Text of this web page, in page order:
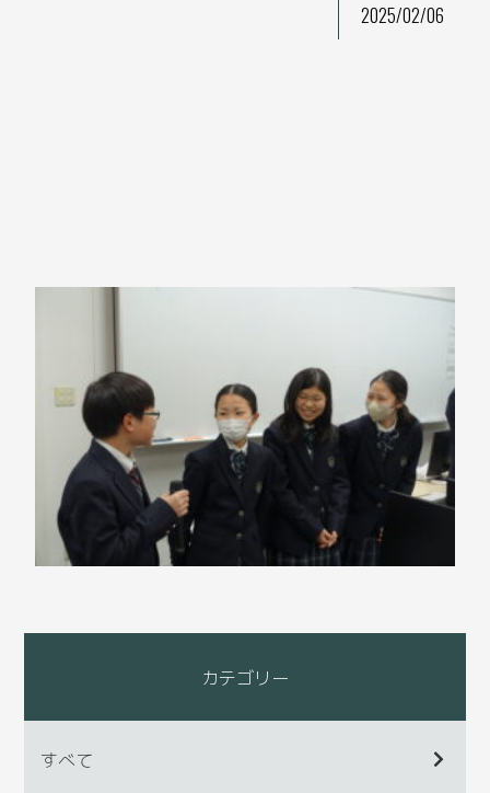
2025/02/06
カテゴリー
すべて